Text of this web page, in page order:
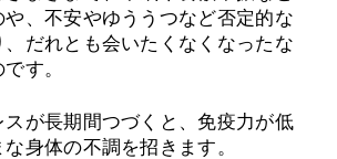
、不安やゆううつなど否定的な
だれとも会いたくなくなったな
す。
スが長期間つづくと、免疫力が低
身体の不調を招きます。